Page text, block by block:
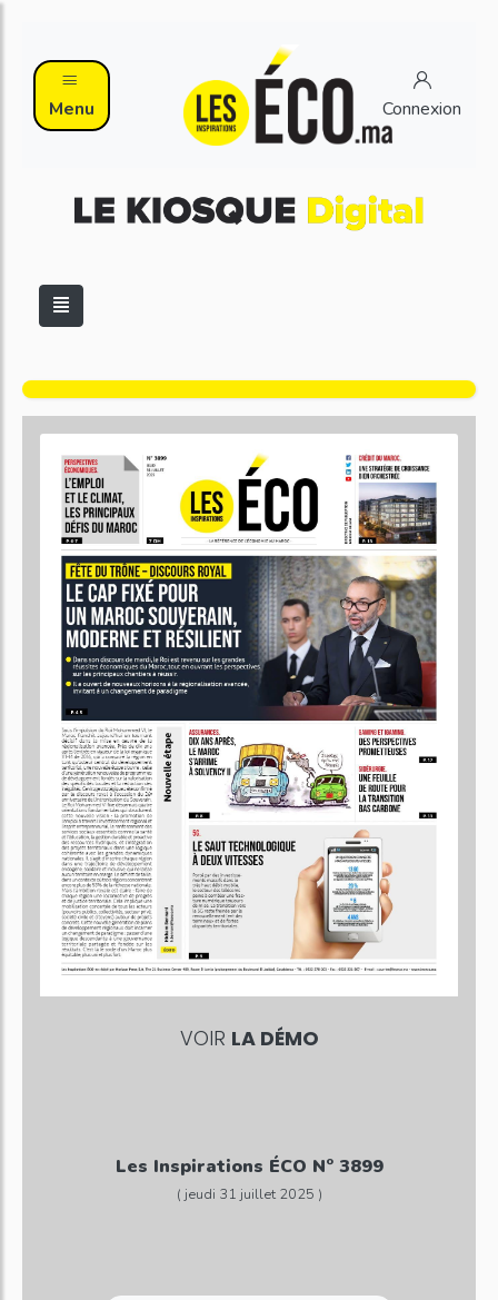
Menu Connexion
VOIR LA DÉMO
Les Inspirations ÉCO N° 3899
( jeudi 31 juillet 2025 )